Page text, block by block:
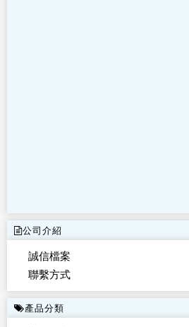
公司介紹
誠信檔案
聯繫方式
產品分類